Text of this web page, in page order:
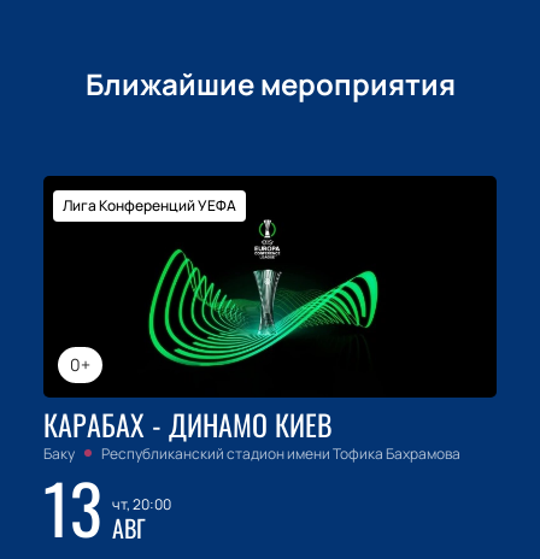
Ближайшие мероприятия
0+
Лига Конференций УЕФА
КАРАБАХ - ДИНАМО КИЕВ
Баку Республиканский стадион имени Тофика Бахрамова
13 чт, 20:00
АВГ